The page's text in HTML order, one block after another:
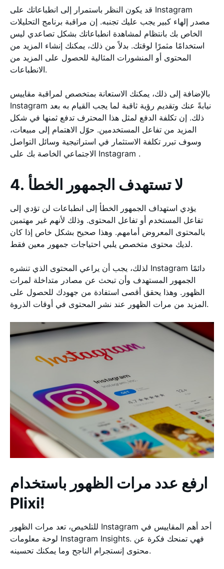
قد يكون النظر باستمرار إلى انطباعاتك على Instagram
مصدر إلهاء كبير يجب عليك تجنبه. إن مراقبة برنامج التحليلات
الخاص بك بانتظام لمشاهدة انطباعاتك بشكل تصاعدي ليس
استخدامًا مثمرًا لوقتك. بدلاً من ذلك، يمكنك إنشاء المزيد من
المحتوى أو المنشورات المثالية للحصول على المزيد من
الانطباعات.
بالإضافة إلى ذلك، يمكنك الاستعانة بمتخصص لمراقبة مقاييس
Instagram نيابةً عنك وتقديم رؤية ثاقبة لما يجب القيام به بعد
ذلك. إن تكلفة الدفع لمثل هذا المحترف تدفع ثمنها في شكل
المزيد من تفاعل المستخدمين. حوّل الاهتمام إلى مبيعات،
وسوف تبرر تكلفة الاستثمار في استراتيجية وسائل التواصل
الاجتماعي الخاصة بك على Instagram .
4. لا تستهدف الجمهور الخطأ
يؤدي استهداف الجمهور الخطأ إلى انطباعات لن تؤدي إلى
تفاعل المستخدم أو تفاعل المحتوى. وذلك لأنهم غير مهتمين
بالمحتوى المعروض أمامهم. وهذا صحيح بشكل خاص إذا كان
لديك محتوى متخصص يلبي احتياجات جمهور معين فقط.
لذلك، يجب أن يراعي المحتوى الذي تنشره Instagram دائمًا
الجمهور المستهدف وأن تبحث عن مصادر متداخلة لمرات
الظهور. وهذا يحقق أقصى استفادة من جهودك للحصول على
المزيد من مرات الظهور عند نشر المحتوى في أوقات الذروة.
ارفع عدد مرات الظهور باستخدام
Plixi!
للتلخيص، تعد مرات الظهور Instagram أحد أهم المقاييس في
لوحة معلومات Instagram Insights. فهي تمنحك فكرة عن
محتوى إنستجرام الناجح وما يمكنك تحسينه.